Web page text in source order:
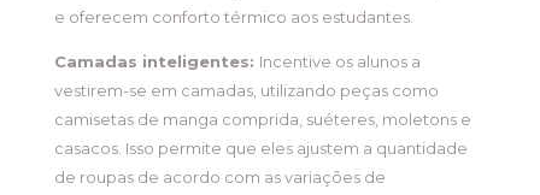
e oferecem conforto térmico aos estudantes.
Camadas inteligentes: Incentive os alunos a
vestirem-se em camadas, utilizando peças como
camisetas de manga comprida, suéteres, moletons e
casacos. Isso permite que eles ajustem a quantidade
de roupas de acordo com as variações de